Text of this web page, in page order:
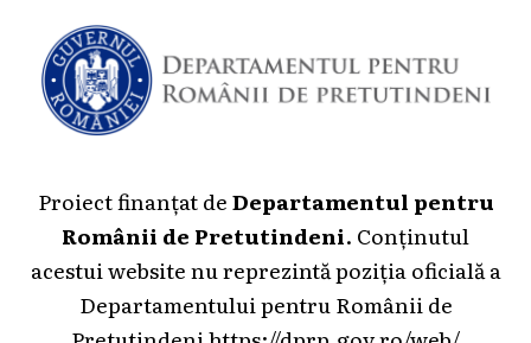
Proiect finanțat deDepartamentul pentru
Românii de Pretutindeni. Conținutul
acestui website nu reprezintă poziția oficială a
Departamentului pentru Românii de